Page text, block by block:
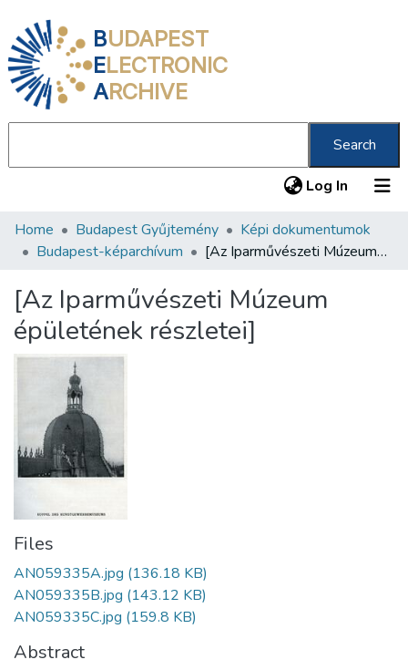
BUDAPEST
ELECTRONIC
ARCHIVE
Search
Log In (current)
Communities & Collections
Statistics
About us
Home Budapest Gyűjtemény
Képi dokumentumok
Budapest-képarchívum
[Az Iparművészeti Múzeum épületének részletei]
[Az Iparművészeti Múzeum
épületének részletei]
Files
AN059335A.jpg (136.18 KB)
AN059335B.jpg (143.12 KB)
AN059335C.jpg (159.8 KB)
Abstract